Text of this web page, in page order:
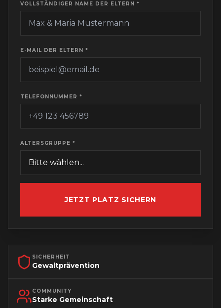
VOLLSTÄNDIGER NAME DER ELTERN *
E-MAIL DER ELTERN *
TELEFONNUMMER *
ALTERSGRUPPE *
JETZT PLATZ SICHERN
SICHERHEIT
Gewaltprävention
COMMUNITY
Starke Gemeinschaft